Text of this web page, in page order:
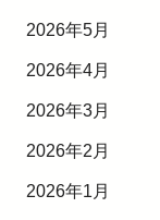
2026年5月
2026年4月
2026年3月
2026年2月
2026年1月